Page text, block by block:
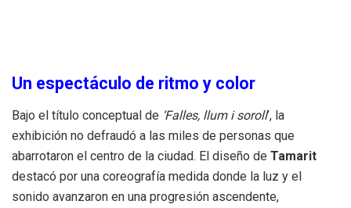
Un espectáculo de ritmo y color
Bajo el título conceptual de ‘Falles, llum i soroll’, la
exhibición no defraudó a las miles de personas que
abarrotaron el centro de la ciudad. El diseño de Tamarit
destacó por una coreografía medida donde la luz y el
sonido avanzaron en una progresión ascendente,